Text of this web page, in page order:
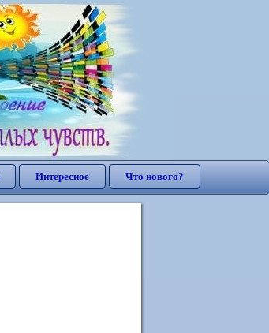
Интересное Что нового?